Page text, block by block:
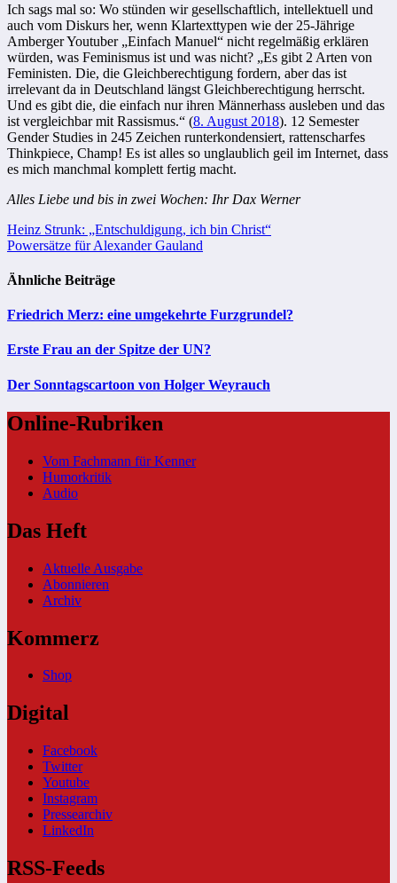
Ich sags mal so: Wo stünden wir gesellschaftlich, intellektuell und
auch vom Diskurs her, wenn Klartexttypen wie der 25-Jährige
Amberger Youtuber „Einfach Manuel“ nicht regelmäßig erklären
würden, was Feminismus ist und was nicht? „Es gibt 2 Arten von
Feministen. Die, die Gleichberechtigung fordern, aber das ist
irrelevant da in Deutschland längst Gleichberechtigung herrscht.
Und es gibt die, die einfach nur ihren Männerhass ausleben und das
ist vergleichbar mit Rassismus.“ (8. August 2018). 12 Semester
Gender Studies in 245 Zeichen runterkondensiert, rattenscharfes
Thinkpiece, Champ! Es ist alles so unglaublich geil im Internet, dass
es mich manchmal komplett fertig macht.
Alles Liebe und bis in zwei Wochen: Ihr Dax Werner
Beitragsnavigation
Heinz Strunk: „Entschuldigung, ich bin Christ“
Powersätze für Alexander Gauland
Ähnliche Beiträge
Friedrich Merz: eine umgekehrte Furzgrundel?
Erste Frau an der Spitze der UN?
Der Sonntagscartoon von Holger Weyrauch
Online-Rubriken
Vom Fachmann für Kenner
Humorkritik
Audio
Das Heft
Aktuelle Ausgabe
Abonnieren
Archiv
Kommerz
Shop
Digital
Facebook
Twitter
Youtube
Instagram
Pressearchiv
LinkedIn
RSS-Feeds